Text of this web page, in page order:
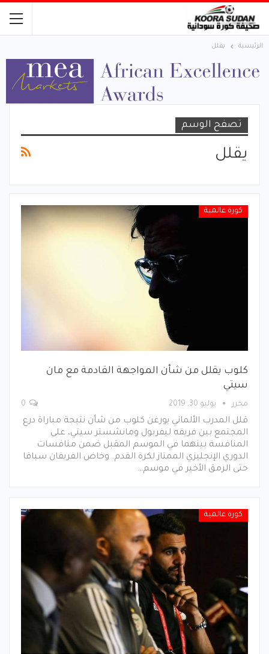
الرئيسية يقلل
تصفح الوسم
يقلل
كورة عالمية
كلوب يقلل من شأن المواجهة القادمة مع مان
سيتي
محرر يوليو 30, 2019
قلل المدرب الألماني يورغن كلوب من شأن نتيجة مباراة درع
المجتمع بين فريقه ليفربول ومانشستر سيتي، على
المنافسة بينهما في الموسم المقبل ضمن منافسات
الدوري الإنجليزي الممتاز لكرة القدم. وخاض الفريقان سباقا
حتى الرمق الأخير في موسم…
كورة عالمية